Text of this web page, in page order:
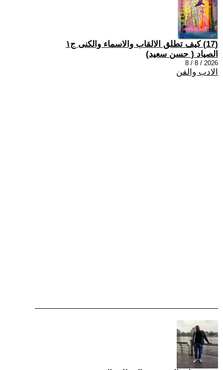
(17) كيف تطلق الالقاب والاسماء والكنى ج١
الصياد ‏( حسن سعيد‏)
2026 / 8 / 8
الادب والفن